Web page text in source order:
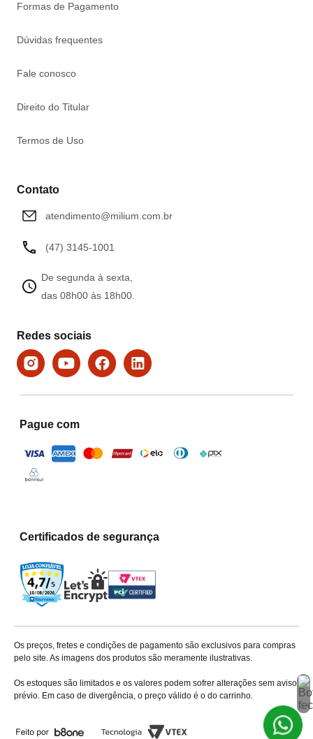
Formas de Pagamento
Dúvidas frequentes
Fale conosco
Direito do Titular
Termos de Uso
Contato
atendimento@milium.com.br
(47) 3145-1001
De segunda à sexta,
das 08h00 às 18h00.
Redes sociais
Pague com
Certificados de segurança
Os preços, fretes e condições de pagamento são exclusivos para compras
pelo site. As imagens dos produtos são meramente ilustrativas.
Os estoques são limitados e os valores podem sofrer alterações sem aviso
prévio. Em caso de divergência, o preço válido é o do carrinho.